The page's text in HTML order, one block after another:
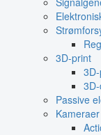
3D-print
Passive